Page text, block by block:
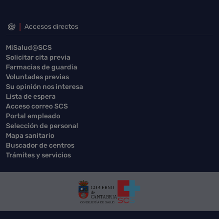
Accesos directos
MiSalud@SCS
Solicitar cita previa
Farmacias de guardia
Voluntades previas
Su opinión nos interesa
Lista de espera
Acceso correo SCS
Portal empleado
Selección de personal
Mapa sanitario
Buscador de centros
Trámites y servicios